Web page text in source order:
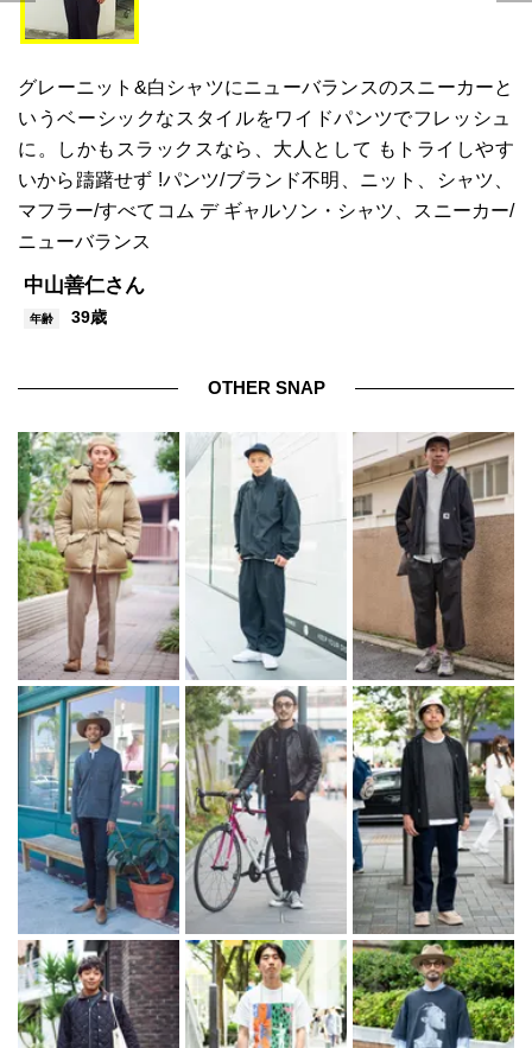
グレーニット&白シャツにニューバランスのスニーカーと
いうベーシックなスタイルをワイドパンツでフレッシュ
に。しかもスラックスなら、大人として もトライしやす
いから躊躇せず !パンツ/ブランド不明、ニット、シャツ、
マフラー/すべてコム デ ギャルソン・シャツ、スニーカー/
ニューバランス
中山善仁さん
年齢 39歳
OTHER SNAP